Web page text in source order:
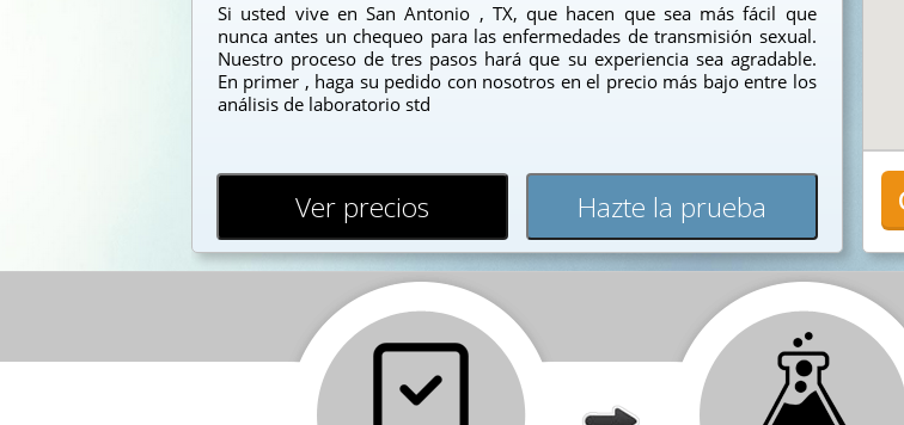
Si usted vive en San Antonio , TX, que hacen que sea más fácil que
nunca antes un chequeo para las enfermedades de transmisión sexual.
Nuestro proceso de tres pasos hará que su experiencia sea agradable.
En primer , haga su pedido con nosotros en el precio más bajo entre los
análisis de laboratorio std
Ver precios Hazte la prueba